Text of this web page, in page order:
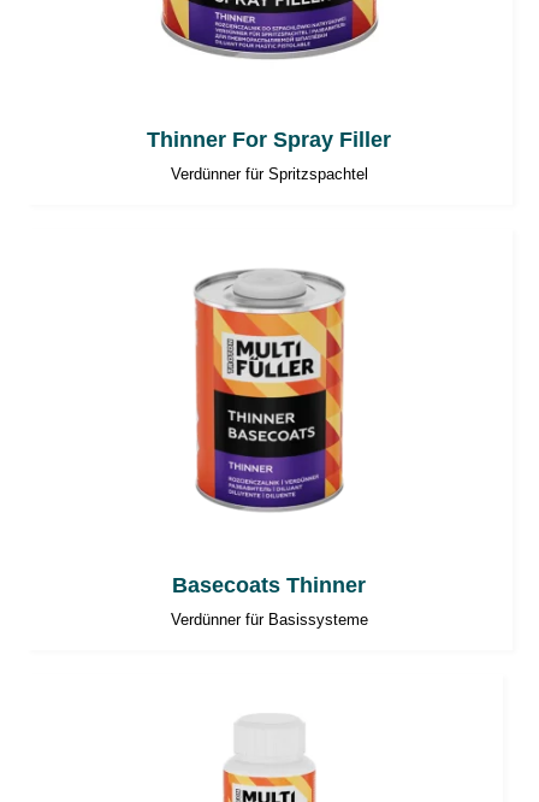
Thinner For Spray Filler
Verdünner für Spritzspachtel
Basecoats Thinner
Verdünner für Basissysteme